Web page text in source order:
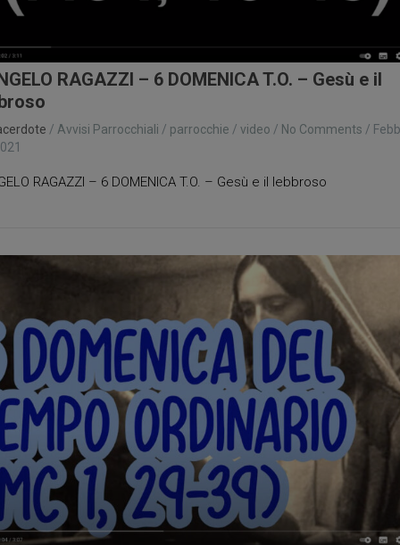
RAGAZZI – 6 DOMENICA T.O. – Gesù e il
/ Avvisi Parrocchiali / parrocchie / video / No Comments /
RAGAZZI – 6 DOMENICA T.O. – Gesù e il lebbroso